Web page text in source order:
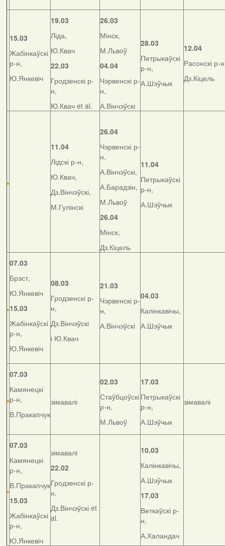
15.03
Жабінкаўскі
р-н,
Ю.Янкевіч
19.03
Ліда,
Ю.Квач
22.03
Гродзенскі р-
н,
Ю.Квач et al.
26.03
Мінск,
М.Львоў
04.04
Чэрвенскі р-
н,
А.Вінчэўскі
28.03
Петрыкаўскі
р-н,
А.Шэўчык
12.04
Расонскі р-
Дз.Кіцель
11.04
Лідскі р-н,
Ю.Квач,
Дз.Вінчэўскі,
М.Гулінскі
26.04
Чэрвенскі р-
н,
А.Вінчэўскі,
А.Барадзін,
М.Львоў
26.04
Мінск,
Дз.Кіцель
11.04
Петрыкаўскі
р-н,
А.Шэўчык
07.03
Брэст,
Ю.Янкевіч
15.03
Жабінкаўскі
р-н,
Ю.Янкевіч
08.03
Гродзенскі р-
н,
Дз.Вінчэўскі
і Ю.Квач
21.03
Чэрвенскі р-
н,
А.Вінчэўскі
04.03
Калінкавічы,
А.Шэўчык
07.03
Камянецкі
р-н,
В.Пракапчук
зімавалі
02.03
Стаўбцоўскі
р-н,
М.Львоў
17.03
Петрыкаўскі
р-н,
А.Шэўчык
зімавалі
07.03
Камянецкі
р-н,
В.Пракапчук
15.03
Жабінкаўскі
р-н,
Ю.Янкевіч
зімавалі
22.02
Гродзенскі р-
н,
Дз.Вінчэўскі et
al.
10.03
Калінкавічы,
А.Шэўчык
17.03
Веткаўскі р-
н,
А.Халандач